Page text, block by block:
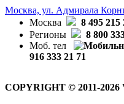
Москва, ул. Адмирала
Москва
8 495 215
Регионы
8 800
Моб. тел
916 333 21 71
COPYRIGHT © 2011-2026